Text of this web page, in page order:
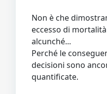
Non è che
eccesso di
alcunché...
Perché le
decisioni sono
quantificate.